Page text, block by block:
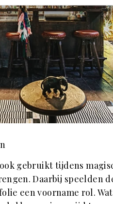
gebruikt tijdens
Daarbij speelden
een voorname rol.